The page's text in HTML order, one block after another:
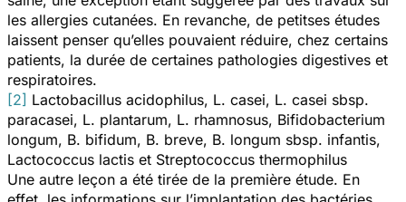
les allergies cutanées. En revanche, de petitses études
laissent penser qu’elles pouvaient réduire, chez certains
patients, la durée de certaines pathologies digestives et
respiratoires.
[2] Lactobacillus acidophilus, L. casei, L. casei sbsp.
paracasei, L. plantarum, L. rhamnosus, Bifidobacterium
longum, B. bifidum, B. breve, B. longum sbsp. infantis,
Lactococcus lactis et Streptococcus thermophilus
Une autre leçon a été tirée de la première étude. En